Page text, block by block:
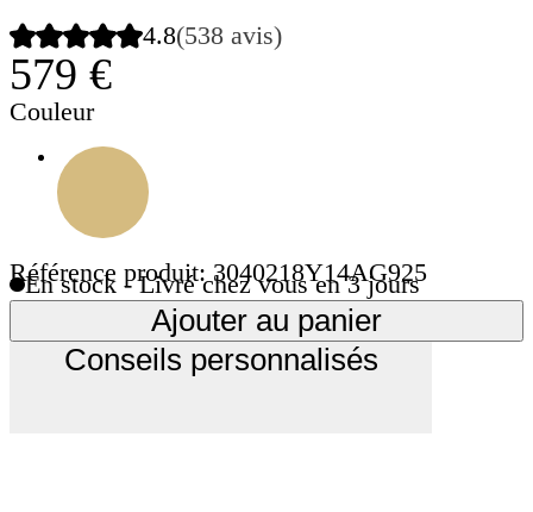
4.8(538 avis)
579 €
Couleur
Référence produit: 3040218Y14AG925
En stock - Livré chez vous en 3 jours
Ajouter au panier
Conseils personnalisés